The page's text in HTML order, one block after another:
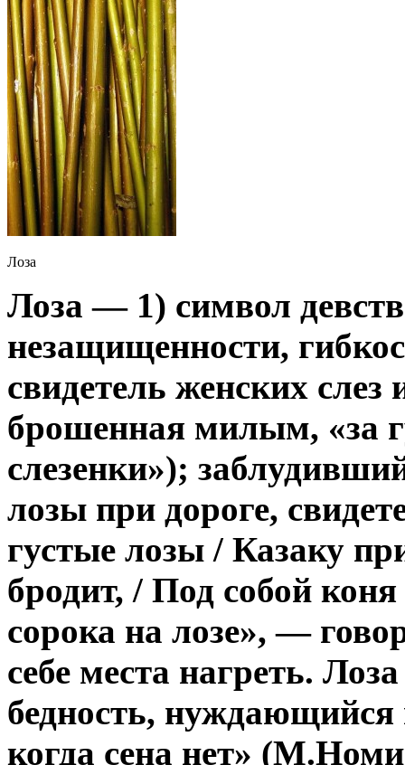
Лоза
Лоза — 1) символ
незащищенности,
свидетель женских
брошенная милым, «за
слезенки»);
лозы при дороге,
густые лозы / Казаку
бродит, / Под собой
сорока на лозе», —
себе места нагреть.
бедность,
когда сена нет»